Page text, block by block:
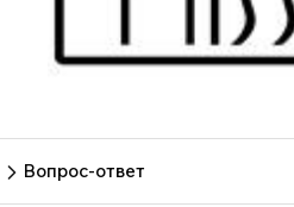
Вопрос-ответ